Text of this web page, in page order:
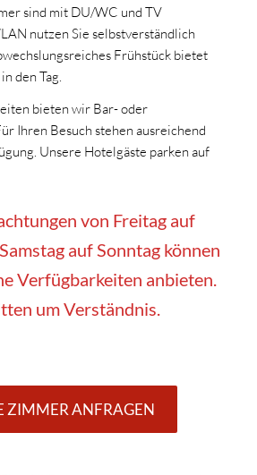
sind mit DU/WC und TV
nutzen Sie selbstverständlich
Frühstück bietet
den Tag.
bieten wir Bar- oder
Ihren Besuch stehen ausreichend
Unsere Hotelgäste parken auf
von Freitag auf
auf Sonntag können
Verfügbarkeiten anbieten.
um Verständnis.
ZIMMER ANFRAGEN